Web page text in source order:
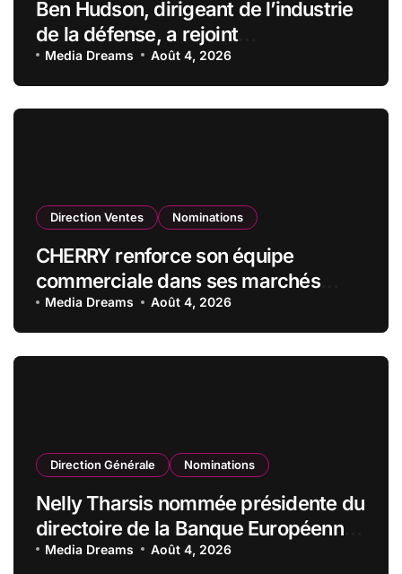
Ben Hudson, dirigeant de l’industrie
de la défense, a rejoint
CZECHOSLOVAK GROUP (CSG) en
qualité de vice-président du conseil
d’administration
Media Dreams Août 4, 2026
Direction Ventes Nominations
CHERRY renforce son équipe
commerciale dans ses marchés
stratégiques
Media Dreams Août 4, 2026
Direction Générale Nominations
Nelly Tharsis nommée présidente du
directoire de la Banque Européenne
du Crédit Mutuel
Media Dreams Août 4, 2026